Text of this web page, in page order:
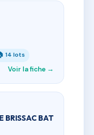
14 lots
Voir la fiche →
BRISSAC BAT